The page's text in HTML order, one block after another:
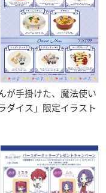
が手掛けた、魔法使い
ダイス」限定イラスト